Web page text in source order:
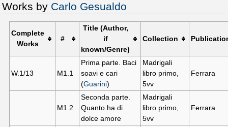
Works by Carlo Gesualdo
Complete
Works
#
Title (Author,
if
known/Genre)
Collection
W.1/13 M1.1
Prima parte. Baci
soavi e cari
(Guarini)
Madrigali
libro primo,
5vv
Ferrara
M1.2
Seconda parte.
Quanto ha di
dolce amore
Madrigali
libro primo,
5vv
Ferrara